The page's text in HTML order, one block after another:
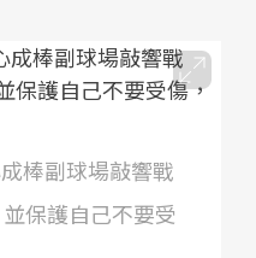
棒副球場敲響戰
保護自己不要受